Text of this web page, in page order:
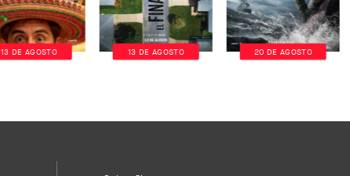
13 DE AGOSTO 13 DE AGOSTO 20 DE AGOSTO